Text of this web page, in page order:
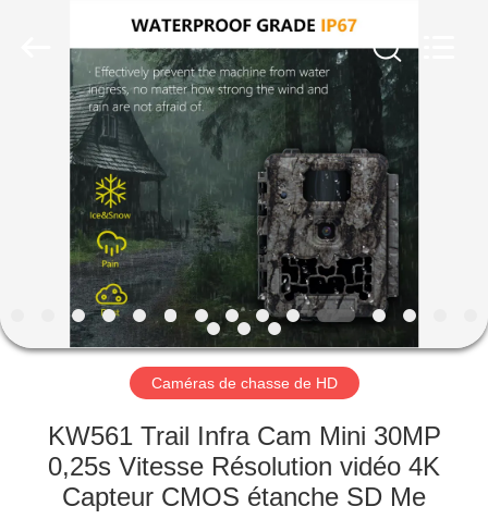
MAISON
PRODUITS
VIDÉOS
PROPOS
NOUS
Caméras de chasse de HD
KW561 Trail Infra Cam Mini 30MP
0,25s Vitesse Résolution vidéo 4K
Capteur CMOS étanche SD Me